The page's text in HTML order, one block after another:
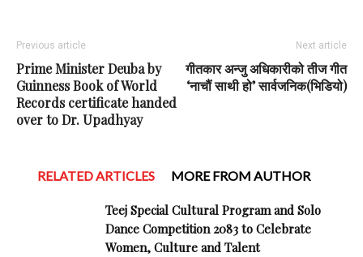
Previous article
Prime Minister Deuba by
Guinness Book of World
Records certificate handed
over to Dr. Upadhyay
Next article
गीतकार अन्जु अधिकारीको तीज गीत
‘नाचौं साथी हो’ सार्वजनिक(भिडियो)
RELATED ARTICLES MORE FROM AUTHOR
Teej Special Cultural Program and Solo
Dance Competition 2083 to Celebrate
Women, Culture and Talent